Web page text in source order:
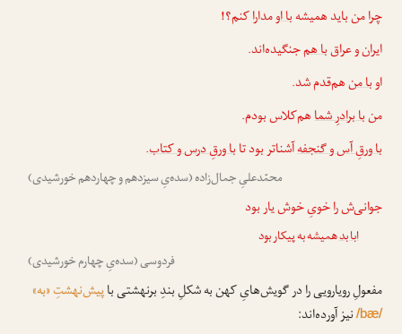
چرا من باید همیشهبا اومدارا کنم؟!
ایران و عراقبا همجنگیده‌اند.
اوبا منهم‌قدم شد.
منبا برادرِ شماهم‌کلاس بودم.
با ورقِ آس و گنجفهآشناتر بود تابا ورقِ درس و کتاب.
محمّدعلیِ جمال‌زاده (سده‌یِ سیزدهم و چهاردهم خورشیدی)
جوانی‌ش را خویِ خوش یار بود
ابا بدهمیشه به پیکار بود
فردوسی (سده‌یِ چهارم خورشیدی)
مفعولِ رویارویی را در گویش‌هایِ کهن به شکلِ بندِ برنهشتی باپیش‌نهشتِ «به»
/bæ/نیز آورده‌اند: